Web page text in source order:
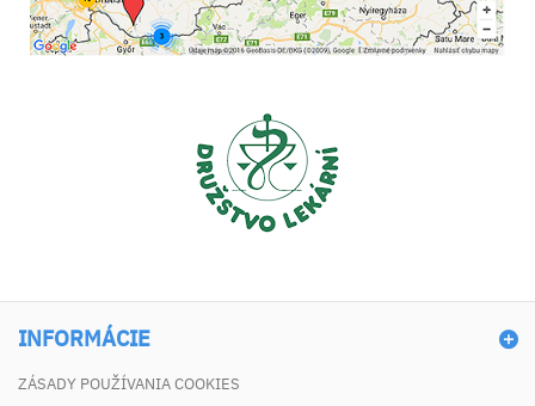
INFORMÁCIE
ZÁSADY POUŽÍVANIA COOKIES